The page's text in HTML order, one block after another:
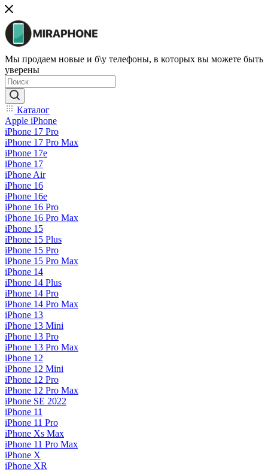
Мы продаем новые и б\у телефоны, в которых вы можете быть
уверены
Каталог
Apple iPhone
iPhone 17 Pro
iPhone 17 Pro Max
iPhone 17e
iPhone 17
iPhone Air
iPhone 16
iPhone 16e
iPhone 16 Pro
iPhone 16 Pro Max
iPhone 15
iPhone 15 Plus
iPhone 15 Pro
iPhone 15 Pro Max
iPhone 14
iPhone 14 Plus
iPhone 14 Pro
iPhone 14 Pro Max
iPhone 13
iPhone 13 Mini
iPhone 13 Pro
iPhone 13 Pro Max
iPhone 12
iPhone 12 Mini
iPhone 12 Pro
iPhone 12 Pro Max
iPhone SE 2022
iPhone 11
iPhone 11 Pro
iPhone Xs Max
iPhone 11 Pro Max
iPhone X
iPhone XR